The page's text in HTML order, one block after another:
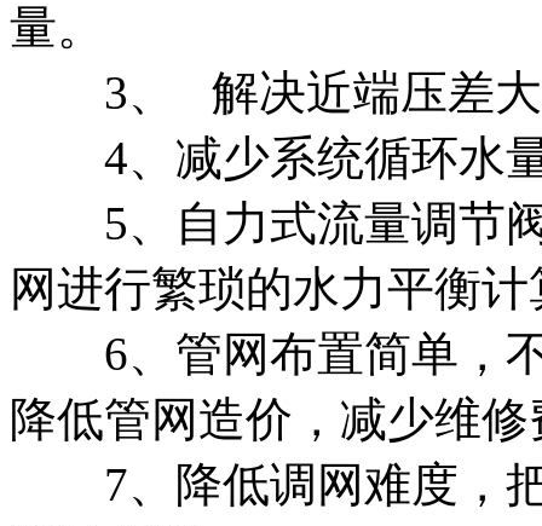
量。
3、 解决近端压差大
4、减少系统循环水
5、自力式流量调节阀
网进行繁琐的水力平衡计
6、管网布置简单，不
降低管网造价，减少维
7、降低调网难度，把